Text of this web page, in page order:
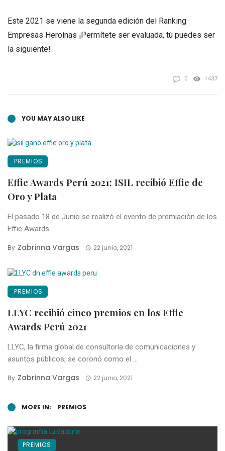
Este 2021 se viene la segunda edición del Ranking
Empresas Heroínas ¡Permítete ser evaluada, tú puedes ser
la siguiente!
0 1437
YOU MAY ALSO LIKE
PREMIOS
Effie Awards Perú 2021: ISIL recibió Effie de
Oro y Plata
El pasado 18 de Junio se realizó el evento de premiación de los
Effie Awards ...
By Zabrinna Vargas 22 junio, 2021
PREMIOS
LLYC recibió cinco premios en los Effie
Awards Perú 2021
LLYC, la firma global de consultoría de comunicaciones y
asuntos públicos, se coronó como el ...
By Zabrinna Vargas 22 junio, 2021
MORE IN: PREMIOS
PREMIOS